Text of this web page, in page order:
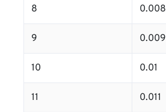
8 0.008
9 0.009
10 0.01
11 0.011